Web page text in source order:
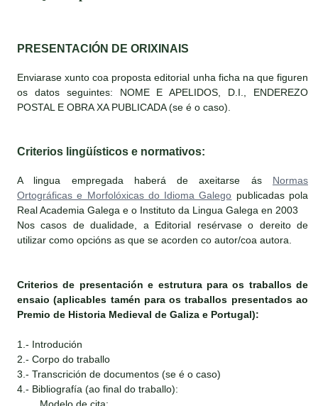
PRESENTACIÓN DE ORIXINAIS
Enviarase xunto coa proposta editorial unha ficha na que figuren
os datos seguintes: NOME E APELIDOS, D.I., ENDEREZO
POSTAL E OBRA XA PUBLICADA (se é o caso).
Criterios lingüísticos e normativos:
A lingua empregada haberá de axeitarse ás Normas
Ortográficas e Morfolóxicas do Idioma Galego publicadas pola
Real Academia Galega e o Instituto da Lingua Galega en 2003
Nos casos de dualidade, a Editorial resérvase o dereito de
utilizar como opcións as que se acorden co autor/coa autora.
Criterios de presentación e estrutura para os traballos de
ensaio (aplicables tamén para os traballos presentados ao
Premio de Historia Medieval de Galiza e Portugal):
1.- Introdución
2.- Corpo do traballo
3.- Transcrición de documentos (se é o caso)
4.- Bibliografía (ao final do traballo):